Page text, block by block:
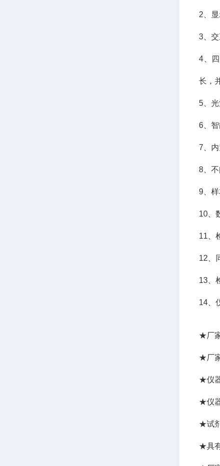
2、
3、
4、
长，
5、
6、
7、
8、
9、
10、
11、
12、
13、
14、
★厂
★厂
★仪
★仪
★试
★具